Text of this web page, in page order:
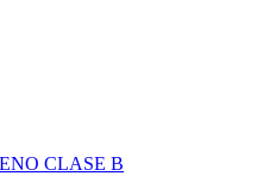
CLASE B